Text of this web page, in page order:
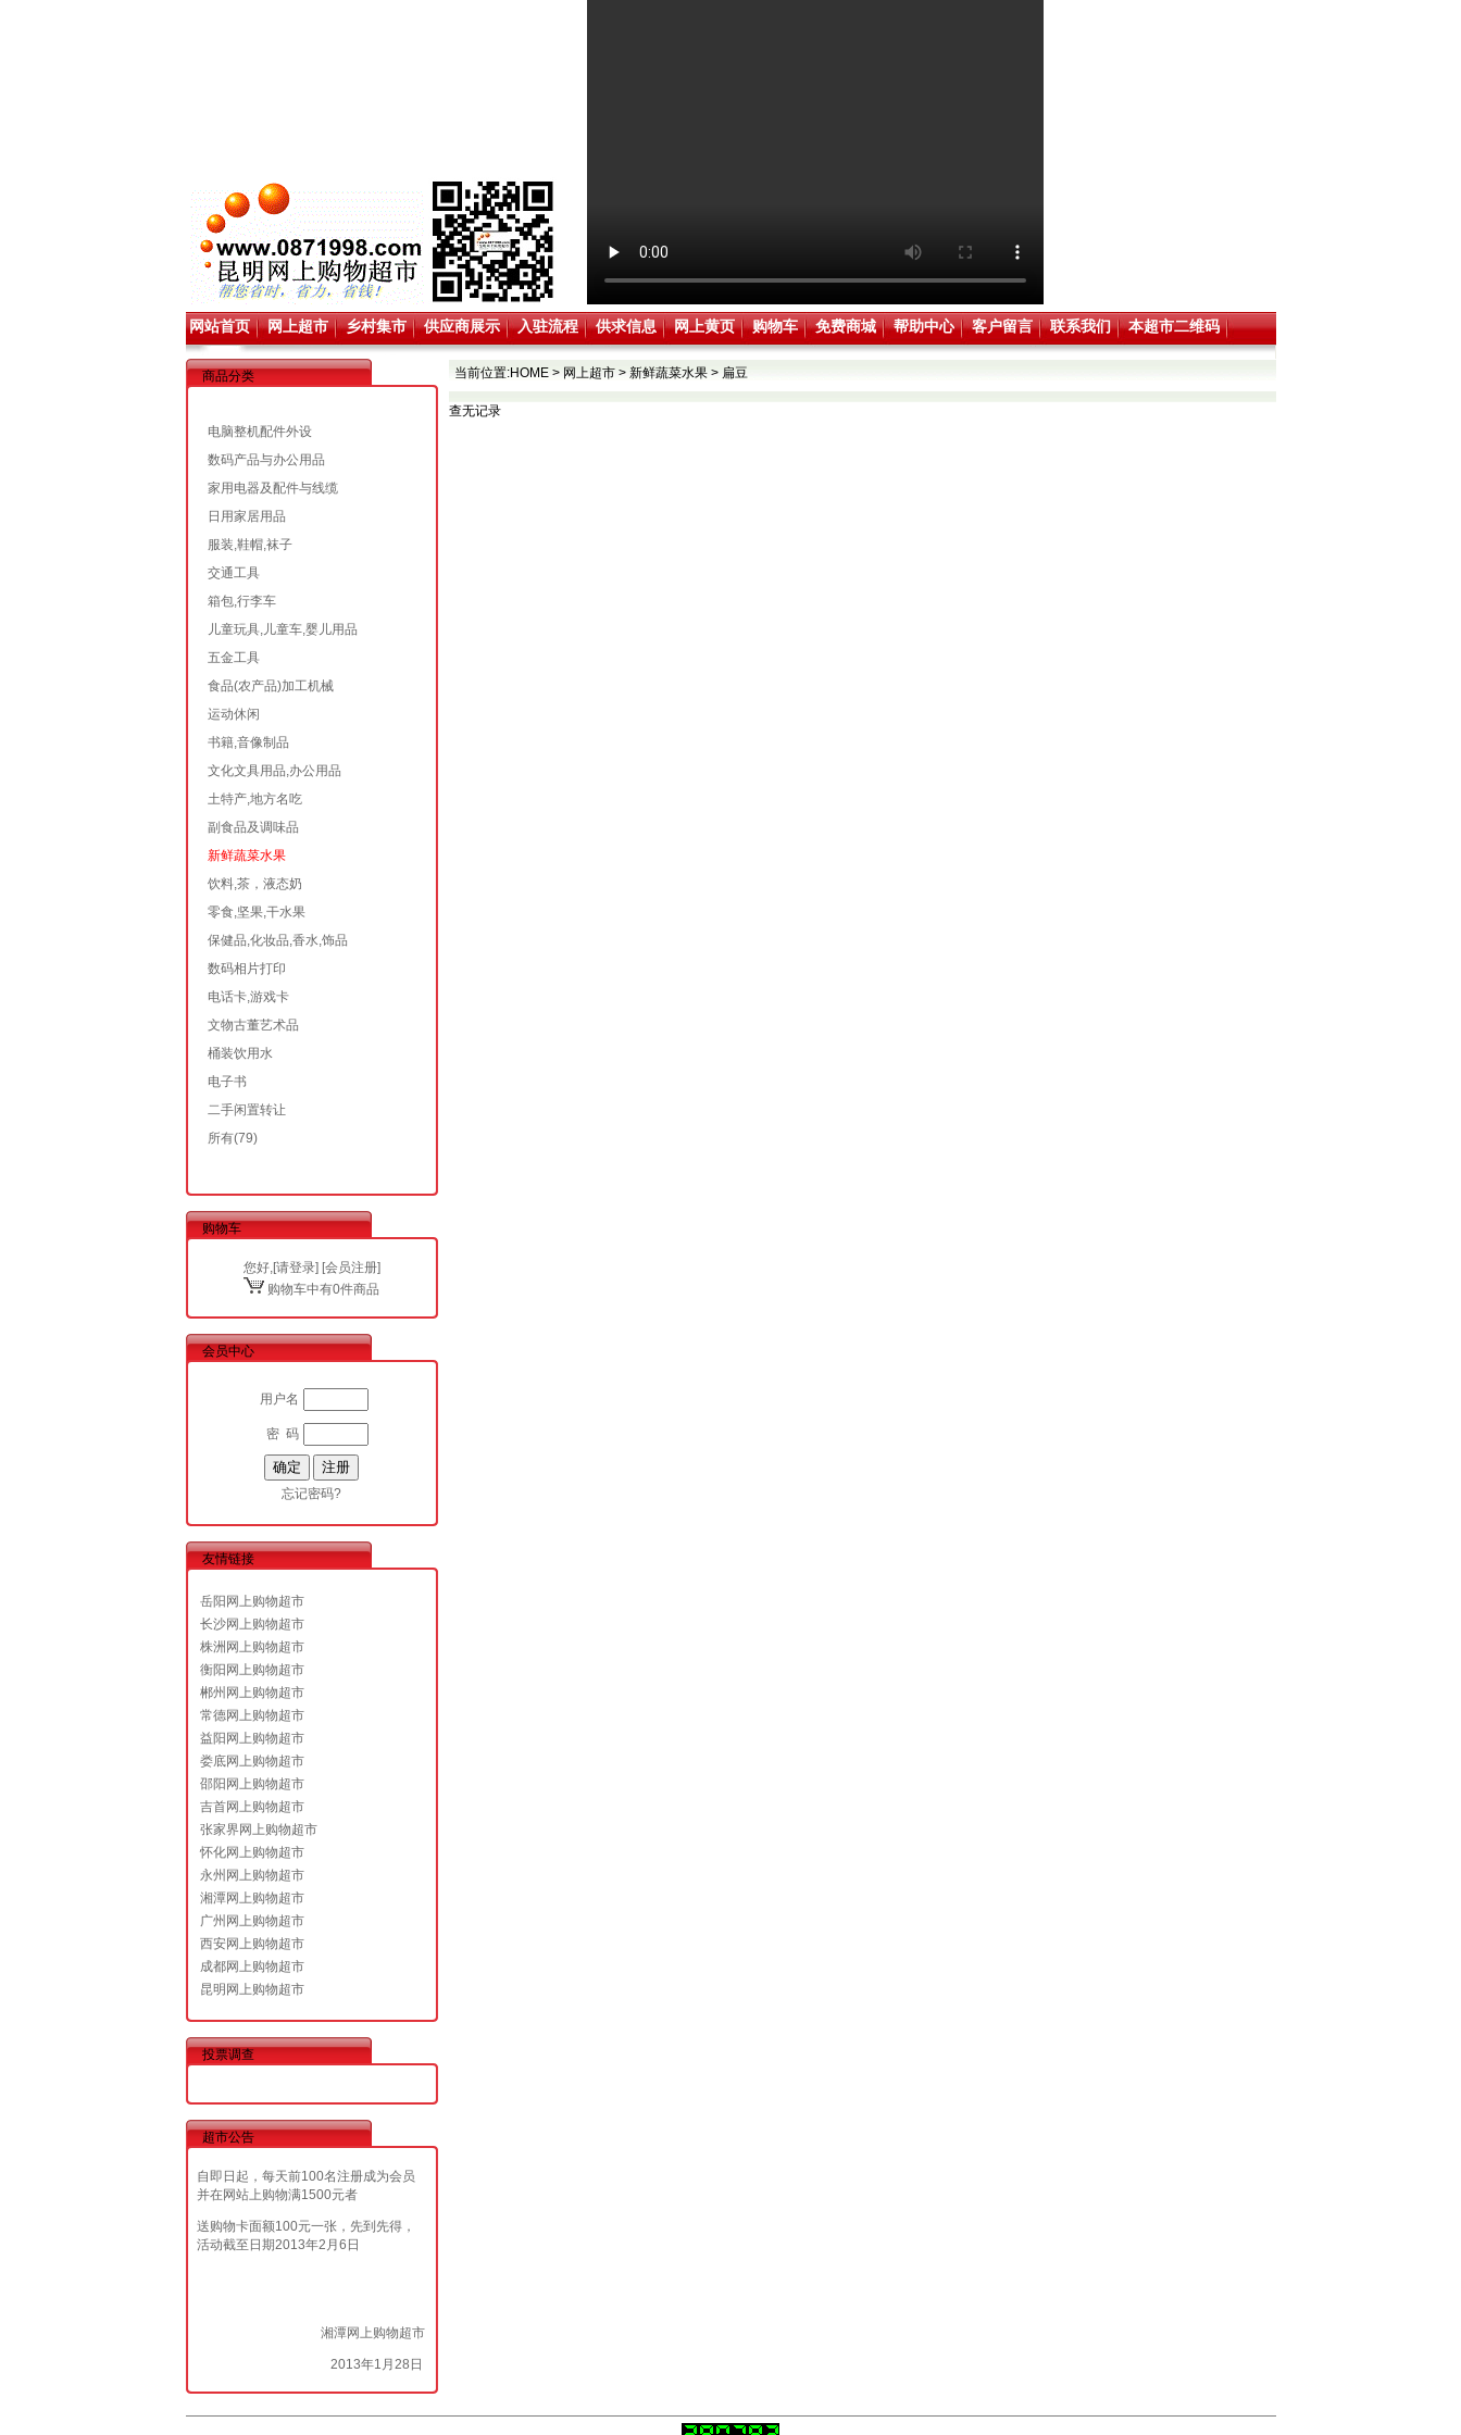
网站首页 网上超市 乡村集市 供应商展示 入驻流程 供求信息 网上黄页 购物车 免费商城 帮助中心 客户留言 联系我们 本超市二维码
商品分类
电脑整机配件外设
数码产品与办公用品
家用电器及配件与线缆
日用家居用品
服装,鞋帽,袜子
交通工具
箱包,行李车
儿童玩具,儿童车,婴儿用品
五金工具
食品(农产品)加工机械
运动休闲
书籍,音像制品
文化文具用品,办公用品
土特产,地方名吃
副食品及调味品
新鲜蔬菜水果
饮料,茶，液态奶
零食,坚果,干水果
保健品,化妆品,香水,饰品
数码相片打印
电话卡,游戏卡
文物古董艺术品
桶装饮用水
电子书
二手闲置转让
所有(79)
购物车
您好,[请登录] [会员注册]
购物车中有0件商品
会员中心
用户名
密 码
忘记密码?
友情链接
岳阳网上购物超市
长沙网上购物超市
株洲网上购物超市
衡阳网上购物超市
郴州网上购物超市
常德网上购物超市
益阳网上购物超市
娄底网上购物超市
邵阳网上购物超市
吉首网上购物超市
张家界网上购物超市
怀化网上购物超市
永州网上购物超市
湘潭网上购物超市
广州网上购物超市
西安网上购物超市
成都网上购物超市
昆明网上购物超市
投票调查
超市公告
自即日起，每天前100名注册成为会员
并在网站上购物满1500元者
送购物卡面额100元一张，先到先得，
活动截至日期2013年2月6日
湘潭网上购物超市
2013年1月28日
当前位置:HOME> 网上超市> 新鲜蔬菜水果> 扁豆
查无记录